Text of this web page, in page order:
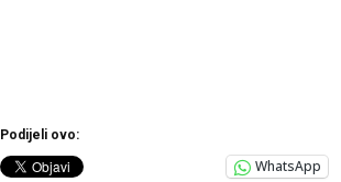
Podijeli ovo:
WhatsApp